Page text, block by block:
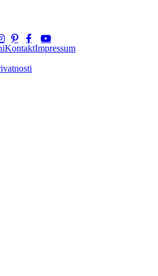
KontaktImpressum